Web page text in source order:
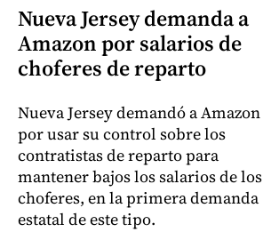
Nueva Jersey demanda a
Amazon por salarios de
choferes de reparto
Nueva Jersey demandó a Amazon
por usar su control sobre los
contratistas de reparto para
mantener bajos los salarios de los
choferes, en la primera demanda
estatal de este tipo.